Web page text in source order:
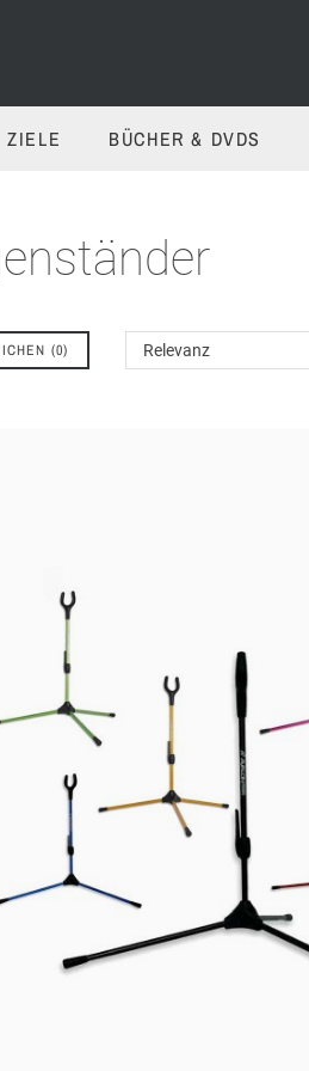
ZIELE BÜCHER & DVDS
(0) Relevanz